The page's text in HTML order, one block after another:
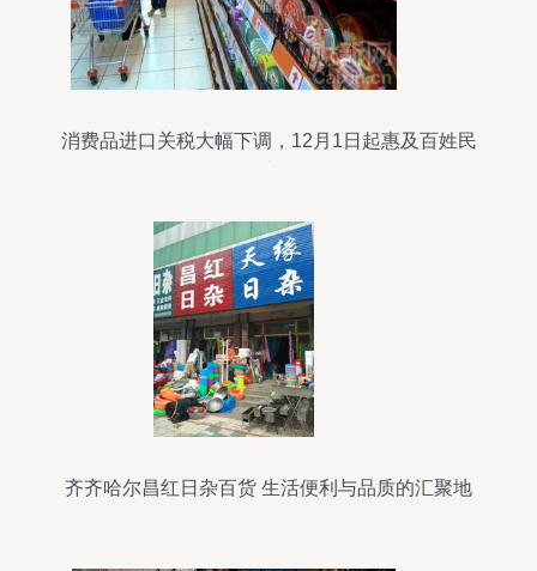
消费品进口关税大幅下调，12月1日起惠及百姓民
齐齐哈尔昌红日杂百货 生活便利与品质的汇聚地